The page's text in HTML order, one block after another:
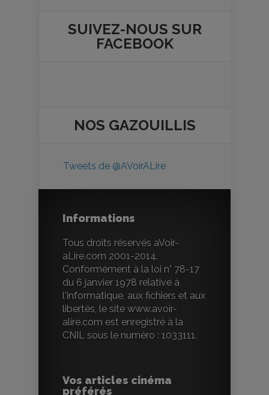
SUIVEZ-NOUS SUR
FACEBOOK
NOS GAZOUILLIS
Tweets de @AVoirALire
Informations
Tous droits réservés aVoir-
aLire.com 2001-2014.
Conformément à la loi n° 78-17
du 6 janvier 1978 relative à
l'informatique, aux fichiers et aux
libertés, le site www.avoir-
alire.com est enregistré à la
CNIL sous le numéro : 1033111.
Vos articles cinéma
préférés